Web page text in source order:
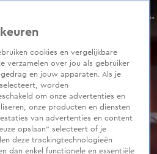
Rico Verhoeven in bezwaar tegen verlies, 'laat me die wedstrijd uitvechten'
Seizoen 2026
cookies en vergelijkbare
verzamelen over jou als gebruiker
en jouw apparaten. Als je
selecteert, worden
om onze advertenties en
onze producten en diensten
van advertenties en content
opslaan” selecteert of je
deze trackingtechnologieën
dan enkel functionele en essentiële